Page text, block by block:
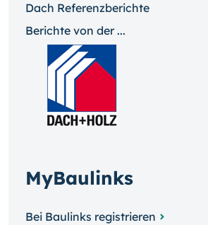
Dach Referenzberichte
Berichte von der ...
MyBaulinks
Bei Baulinks registrieren